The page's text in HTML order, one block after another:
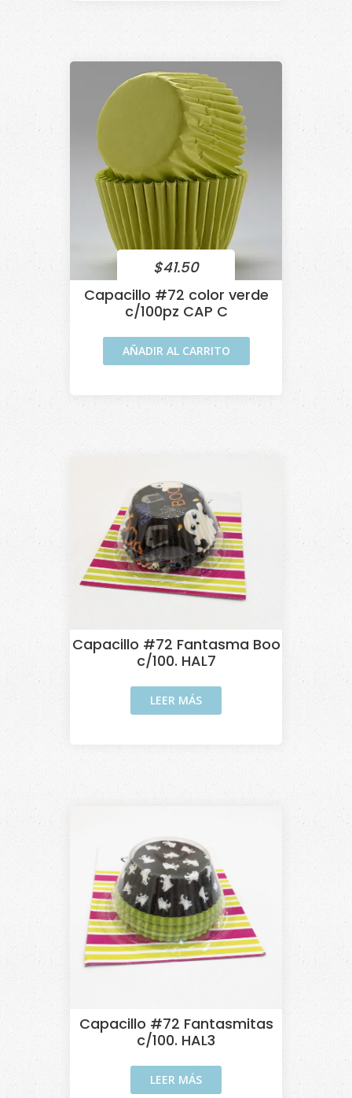
$41.50
Capacillo #72 color verde
c/100pz CAP C
AÑADIR AL CARRITO
Capacillo #72 Fantasma Boo
c/100. HAL7
LEER MÁS
Capacillo #72 Fantasmitas
c/100. HAL3
LEER MÁS